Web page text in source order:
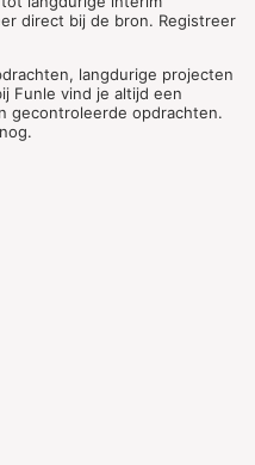
direct bij de bron. Registreer
langdurige projecten
Funle vind je altijd een
gecontroleerde opdrachten.